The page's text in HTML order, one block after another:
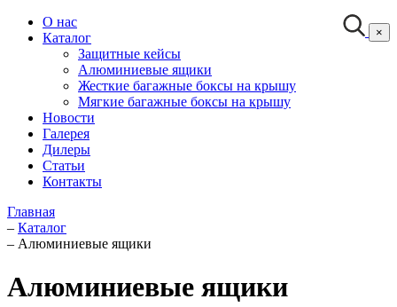
×
О нас
Каталог
Защитные кейсы
Алюминиевые ящики
Жесткие багажные боксы на крышу
Мягкие багажные боксы на крышу
Новости
Галерея
Дилеры
Статьи
Контакты
Главная
– Каталог
– Алюминиевые ящики
Алюминиевые ящики